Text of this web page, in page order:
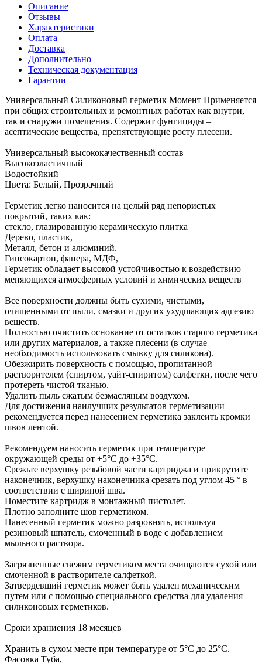
Описание
Отзывы
Характеристики
Оплата
Доставка
Дополнительно
Техническая документация
Гарантии
Универсальный Силиконовый герметик Момент Применяется
при общих строительных и ремонтных работах как внутри,
так и снаружи помещения. Содержит фунгициды –
асептические вещества, препятствующие росту плесени.
Универсальный высококачественный состав
Высокоэластичный
Водостойкий
Цвета: Белый, Прозрачный
Герметик легко наносится на целый ряд непористых
покрытий, таких как:
стекло, глазированную керамическую плитка
Дерево, пластик,
Металл, бетон и алюминий.
Гипсокартон, фанера, МДФ,
Герметик обладает высокой устойчивостью к воздействию
меняющихся атмосферных условий и химических веществ
Все поверхности должны быть сухими, чистыми,
очищенными от пыли, смазки и других ухудшающих адгезию
веществ.
Полностью очистить основание от остатков старого герметика
или других материалов, а также плесени (в случае
необходимость использовать смывку для силикона).
Обезжирить поверхность с помощью, пропитанной
растворителем (спиртом, уайт-спиритом) салфетки, после чего
протереть чистой тканью.
Удалить пыль сжатым безмасляным воздухом.
Для достижения наилучших результатов герметизации
рекомендуется перед нанесением герметика заклеить кромки
швов лентой.
Рекомендуем наносить герметик при температуре
окружающей среды от +5°C до +35°C.
Срежьте верхушку резьбовой части картриджа и прикрутите
наконечник, верхушку наконечника срезать под углом 45 ° в
соответствии с шириной шва.
Поместите картридж в монтажный пистолет.
Плотно заполните шов герметиком.
Нанесенный герметик можно разровнять, используя
резиновый шпатель, смоченный в воде с добавлением
мыльного раствора.
Загрязненные свежим герметиком места очищаются сухой или
смоченной в растворителе салфеткой.
Затвердевший герметик может быть удален механическим
путем или с помощью специального средства для удаления
силиконовых герметиков.
Сроки храниения 18 месяцев
Хранить в сухом месте при температуре от 5°C до 25°C.
Фасовка Туба,